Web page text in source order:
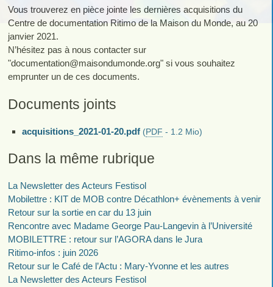
Vous trouverez en pièce jointe les dernières acquisitions du
Centre de documentation Ritimo de la Maison du Monde, au 20
janvier 2021.
N’hésitez pas à nous contacter sur
"documentation@maisondumonde.org" si vous souhaitez
emprunter un de ces documents.
Documents joints
acquisitions_2021-01-20.pdf (PDF - 1.2 Mio)
Dans la même rubrique
La Newsletter des Acteurs Festisol
Mobilettre : KIT de MOB contre Décathlon+ évènements à venir
Retour sur la sortie en car du 13 juin
Rencontre avec Madame George Pau-Langevin à l’Université
MOBILETTRE : retour sur l’AGORA dans le Jura
Ritimo-infos : juin 2026
Retour sur le Café de l’Actu : Mary-Yvonne et les autres
La Newsletter des Acteurs Festisol